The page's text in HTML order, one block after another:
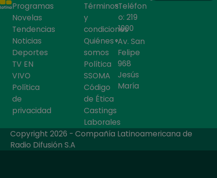
Programas
Novelas
Tendencias
Noticias
Deportes
TV EN
VIVO
Política
de
privacidad
Términos
y
condiciones
Quiénes
somos
Política
SSOMA
Código
de Ética
Castings
Laborales
Teléfon
o: 219
1000
Av. San
Felipe
968
Jesús
María
Copyright 2026 - Compañía Latinoamericana de
Radio Difusión S.A